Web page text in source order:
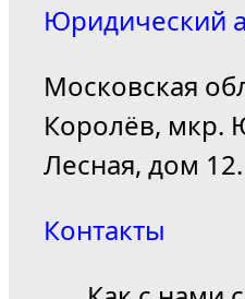
Юридический
Московская
Королёв, мкр.
Лесная, дом 12.
Контакты